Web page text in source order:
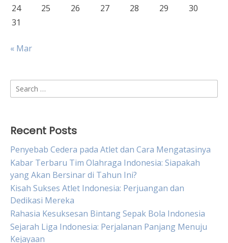
24
25 26 27 28 29
30
31
« Mar
Search
for:
Recent Posts
Penyebab Cedera pada Atlet dan Cara Mengatasinya
Kabar Terbaru Tim Olahraga Indonesia: Siapakah
yang Akan Bersinar di Tahun Ini?
Kisah Sukses Atlet Indonesia: Perjuangan dan
Dedikasi Mereka
Rahasia Kesuksesan Bintang Sepak Bola Indonesia
Sejarah Liga Indonesia: Perjalanan Panjang Menuju
Kejayaan